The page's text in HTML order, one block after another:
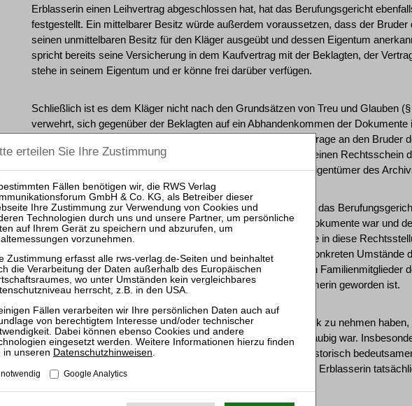
Erblasserin einen Leihvertrag abgeschlossen hat, hat das Berufungsgericht
festgestellt. Ein mittelbarer Besitz würde außerdem voraussetzen, dass der Bruder
seinen unmittelbaren Besitz für den Kläger ausgeübt und dessen Eigentum
spricht bereits seine Versicherung in dem Kaufvertrag mit der Beklagten, der
stehe in seinem Eigentum und er könne frei darüber verfügen.
Schließlich ist es dem Kläger nicht nach den Grundsätzen von Treu und Glauben
verwehrt, sich gegenüber der Beklagten auf ein Abhandenkommen der Dokumente
935 BGB zu berufen. Indem er die Beklagte wegen der Leihanfrage an den Bruder
verwiesen hat, hat er kein schutzwürdiges Vertrauen oder gar einen Rechtsschein
begründet, dass der Bruder berechtigter Besitzer oder sogar Eigentümer des
Infolgedessen sind weitere Feststellungen erforderlich. So wird das
aufklären müssen, ob die Erblasserin Alleineigentümerin der Dokumente war und
ihrem Tod als deren Erbe im Wege der Gesamtrechtsnachfolge in diese
ist. Allerdings liegt bei lebensnaher Betrachtung aufgrund der konkreten Umstände
nahe, dass die selbst unmittelbar von der Verfolgung bedrohten Familienmitglieder
die Dokumente übereignet haben, so dass diese Alleineigentümerin geworden ist.
Ferner wird das Berufungsgericht nochmals kritisch in den Blick zu nehmen haben,
Bundesrepublik Deutschland bei Erwerb der Dokumente gutgläubig war.
Betracht, dass die Beklagte vor dem Ankauf des singulären, historisch
Nachforschungen darüber anstellen musste, ob der Bruder der Erblasserin
Datenschutzhinweisen
notwendig Google Analytics